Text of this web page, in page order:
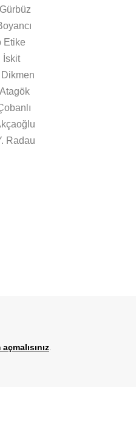
Etike
İskit
Radau
.